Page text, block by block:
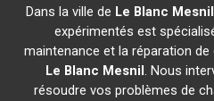
Dans la ville de Le Blanc Mesnil
expérimentés est
maintenance et la réparation
Le Blanc Mesnil. Nous
résoudre vos problèmes de